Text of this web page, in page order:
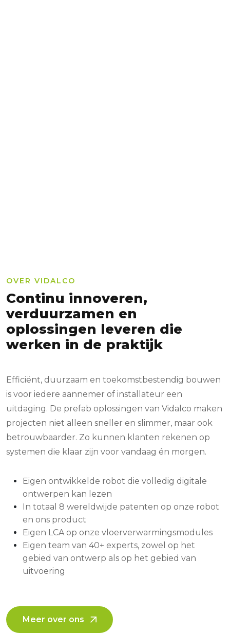
OVER VIDALCO
Continu innoveren,
verduurzamen en
oplossingen leveren die
werken in de praktijk
Efficiënt, duurzaam en toekomstbestendig bouwen
is voor iedere aannemer of installateur een
uitdaging. De prefab oplossingen van Vidalco maken
projecten niet alleen sneller en slimmer, maar ook
betrouwbaarder. Zo kunnen klanten rekenen op
systemen die klaar zijn voor vandaag én morgen.
Eigen ontwikkelde robot die volledig digitale
ontwerpen kan lezen
In totaal 8 wereldwijde patenten op onze robot
en ons product
Eigen LCA op onze vloerverwarmingsmodules
Eigen team van 40+ experts, zowel op het
gebied van ontwerp als op het gebied van
uitvoering
Meer over ons